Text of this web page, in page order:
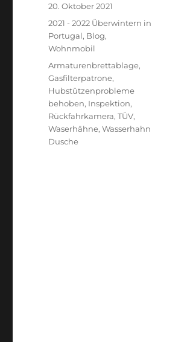
Veröffentlicht
am
20. Oktober 2021
Kategorien
2021 - 2022 Überwintern in
Portugal, Blog,
Wohnmobil
Schlagwörter
Armaturenbrettablage,
Gasfilterpatrone,
Hubstützenprobleme
behoben, Inspektion,
Rückfahrkamera,TÜV,
Waserhähne,Wasserhahn
Dusche